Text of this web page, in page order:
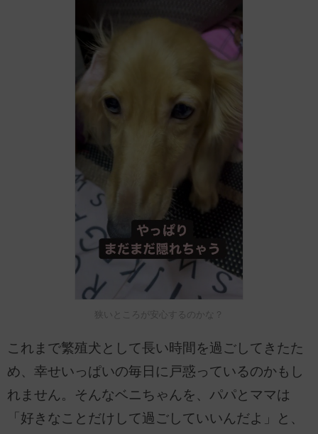
狭いところが安心するのかな？
これまで繁殖犬として長い時間を過ごしてきたた
め、幸せいっぱいの毎日に戸惑っているのかもし
れません。そんなベニちゃんを、パパとママは
「好きなことだけして過ごしていいんだよ」と、